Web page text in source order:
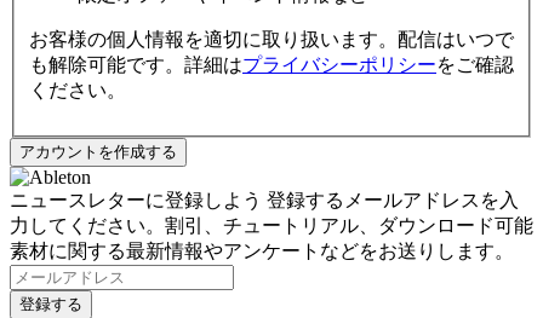
お客様の個人情報を適切に取り扱います。配信はいつで
も解除可能です。詳細はプライバシーポリシーをご確認
ください。
ニュースレターに登録しよう 登録するメールアドレスを入
力してください。割引、チュートリアル、ダウンロード可能
素材に関する最新情報やアンケートなどをお送りします。